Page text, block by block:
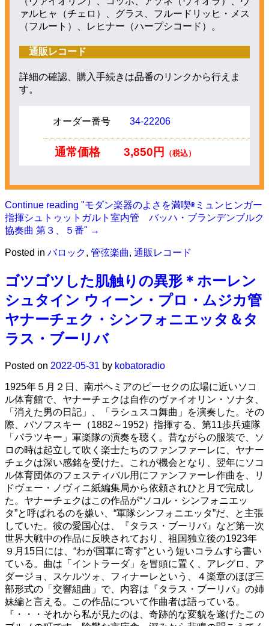
ァルヒャ（チェロ）、グラス、フルードリッヒ・メス
（フルート）、レヒナー（ハープシコード）。
通販レコード
詳細の確認、購入手続きは品番のリンクから行えま
す。
オーダー番号 34-22206
通常価格 3,850円 （税込）
Continue reading "モダン楽器のよさを満喫◉ミュンヒンガー
指揮シュトゥットガルト室内管 バッハ・ブランデンブルク
協奏曲 第３、５番" →
Posted in バロック, 管弦楽曲, 通販レコード
ゴツゴツした肌触りの異形＊ホーレン
シュタイン ウィーン・プロ・ムジカ管
ヤナーチェク・シンフォニエッタ＆タ
ラス・ブーリバ
Posted on 2022-05-31 by kobatoradio
1925年５月２日、南ボヘミアのピーセクの広場に近いソコ
ル体育館で、ヤナーチェクは自作のヴァイオリン・ソナタ、
「消えた男の日記」、「ラシュスコ舞曲」を演奏した。その
際、パソフスキー（1882～1952）指揮する、第11歩兵連隊
「パラツキー」軍楽隊の演奏を聴く。昔ながらの服装で、ソ
ロの時は起立して吹く楽士たちのファンファーレに、ヤナー
チェクは深い感銘を受けた。これが機会となり、翌年にソコ
ル体育団体のフェスティバル用にファンファーレ作曲を、リ
ドヴェー・ノヴィニ紙編集局から依頼されひと月で完成し
た。ヤナーチェクはこの作品が“ソコル・シンフォニエッ
タ”と呼ばれるのを嫌い、“軍隊シンフォニエッタ”だ、と主張
していた。彼の愛国心は、『タラス・ブーリバ』など第一次
世界大戦中の作品に反映されており、祖国独立後の1923年
９月15日には、“わが国軍に寄す”という短いコラムすら書い
ている。曲は「イントラーダ」を冒頭に置く、アレグロ、ア
ダージョ、スケルツォ、フィナーレという、４楽章のほぼ三
部形式の「交響組曲」で、内容は『タラス・ブーリバ』の姉
妹編と言える。この作品について作曲者は語っている。
『・・・それから私が見たのは、奇跡的な変貌を遂げたこの